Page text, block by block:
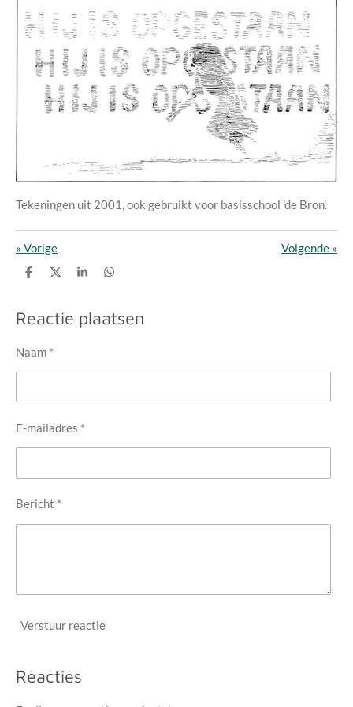
Tekeningen uit 2001, ook gebruikt voor basisschool 'de Bron'.
« Vorige Volgende »
D
n
D
l
S
e
D
e
n
Reactie plaatsen
Naam *
E-mailadres *
Bericht *
Verstuur reactie
Reacties